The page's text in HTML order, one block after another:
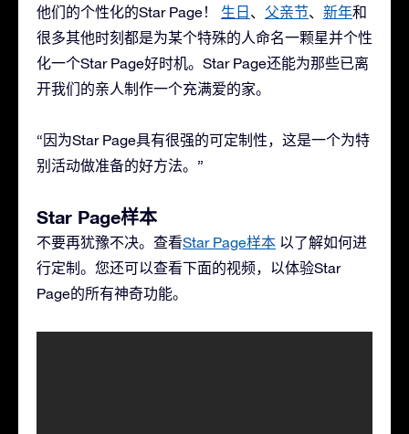
他们的个性化的Star Page！ 生日 、 父亲节、 新年和
很多其他时刻都是为某个特殊的人命名一颗星并个性
化一个Star Page好时机。Star Page还能为那些已离
开我们的亲人制作一个充满爱的家。
“因为Star Page具有很强的可定制性，这是一个为特
别活动做准备的好方法。”
Star Page样本
不要再犹豫不决。查看Star Page样本 以了解如何进
行定制。您还可以查看下面的视频，以体验Star
Page的所有神奇功能。